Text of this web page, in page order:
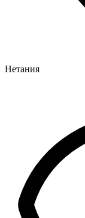
Нетания